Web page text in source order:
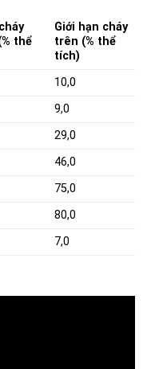
thể
Giới hạn cháy
trên (% thể
tích)
10,0
9,0
29,0
46,0
75,0
80,0
7,0